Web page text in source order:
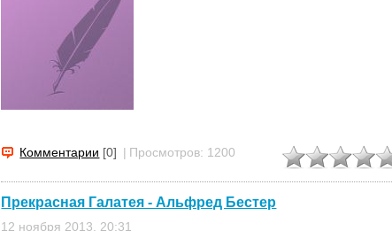
Комментарии [0] | Просмотров: 1200
Прекрасная Галатея - Альфред Бестер
12 ноября 2013, 20:31